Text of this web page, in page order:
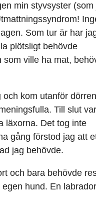
min styvsyster (som
Som tur är har
plötsligt behövde
som ville ha mat,
kom utanför
Till slut
läxorna. Det tog inte
gång förstod jag att
jag behövde.
och bara behövde
hund. En